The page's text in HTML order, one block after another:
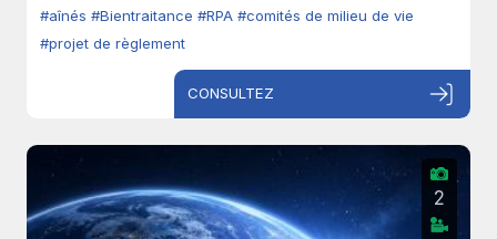
#aînés #Bientraitance #RPA #comités de milieu de vie
#projet de règlement
CONSULTEZ
2